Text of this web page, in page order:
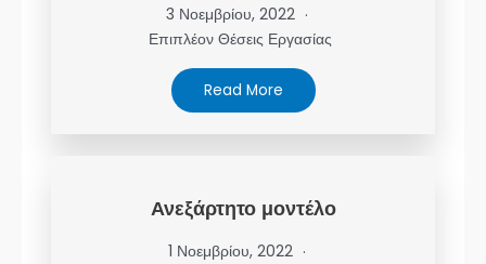
3 Νοεμβρίου, 2022
Επιπλέον Θέσεις Εργασίας
Read More
Ανεξάρτητο μοντέλο
1 Νοεμβρίου, 2022